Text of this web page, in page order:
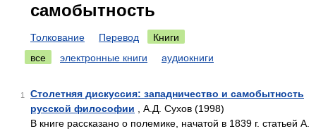
самобытность
Толкование Перевод
Книги
все
электронные книги аудиокниги
1
Столетняя дискуссия: западничество и самобытность
русской философии , А.Д. Сухов (1998)
В книге рассказано о полемике, начатой в 1839 г. статьей А.